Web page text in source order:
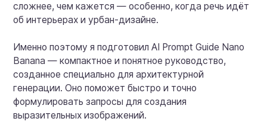
сложнее, чем кажется — особенно, когда речь идёт
об интерьерах и урбан-дизайне.
Именно поэтому я подготовил AI Prompt Guide Nano
Banana — компактное и понятное руководство,
созданное специально для архитектурной
генерации. Оно поможет быстро и точно
формулировать запросы для создания
выразительных изображений.